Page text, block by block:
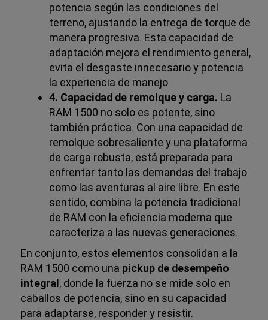
potencia según las condiciones del
terreno, ajustando la entrega de torque de
manera progresiva. Esta capacidad de
adaptación mejora el rendimiento general,
evita el desgaste innecesario y potencia
la experiencia de manejo.
4. Capacidad de remolque y carga. La
RAM 1500 no solo es potente, sino
también práctica. Con una capacidad de
remolque sobresaliente y una plataforma
de carga robusta, está preparada para
enfrentar tanto las demandas del trabajo
como las aventuras al aire libre. En este
sentido, combina la potencia tradicional
de RAM con la eficiencia moderna que
caracteriza a las nuevas generaciones.
En conjunto, estos elementos consolidan a la
RAM 1500 como una pickup de desempeño
integral , donde la fuerza no se mide solo en
caballos de potencia, sino en su capacidad
para adaptarse, responder y resistir.